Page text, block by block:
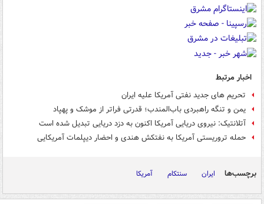
اخبار مرتبط
تحریم های جدید نفتی آمریکا علیه ایران
یمن و تنگه راهبردی باب‌المندب؛ قدرتی فراتر از موشک و پهپاد
آتلانتیک: نیروی دریایی آمریکا اکنون به دزد دریایی تبدیل شده است
حمله تروریستی آمریکا به نفتکش هندی و احضار دیپلمات آمریکایی
برچسب‌ها ایران سنتکام آمریکا